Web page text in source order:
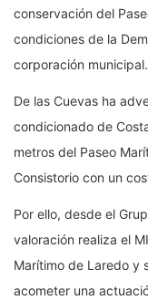
conservación del
condiciones de la
corporación municipal.
De las Cuevas ha
condicionado de
metros del Paseo
Consistorio con un
Por ello, desde el
valoración realiza el
Marítimo de Laredo y
acometer una